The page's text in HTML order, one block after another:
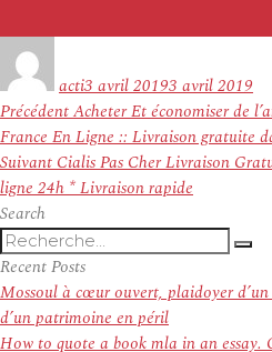
actile
3 avril 20193 avril 2019
Navigation
de
l’article
PrécédentArticle
précédent :
Acheter Et économiser de
France En Ligne :: Livraison gratuite
Suivant Article
suivant :
Cialis Pas Cher Livraison
ligne 24h * Livraison rapide
Search
Recherche
pour
:
Recent Posts
Mossoul à cœur ouvert, plaidoyer
d’un patrimoine en péril
How to quote a book mla in an essay.